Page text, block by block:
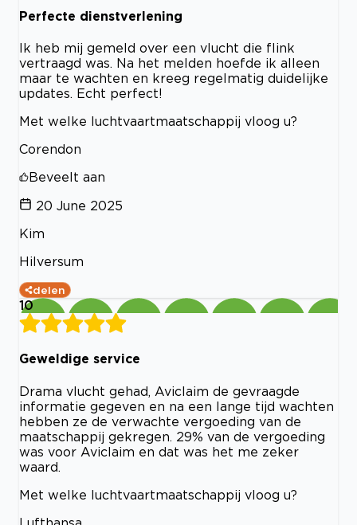
Perfecte dienstverlening
Ik heb mij gemeld over een vlucht die flink
vertraagd was. Na het melden hoefde ik alleen
maar te wachten en kreeg regelmatig duidelijke
updates. Echt perfect!
Met welke luchtvaartmaatschappij vloog u?
Corendon
Beveelt aan
20 June 2025
Kim
Hilversum
delen
10
Geweldige service
Drama vlucht gehad, Aviclaim de gevraagde
informatie gegeven en na een lange tijd wachten
hebben ze de verwachte vergoeding van de
maatschappij gekregen. 29% van de vergoeding
was voor Aviclaim en dat was het me zeker
waard.
Met welke luchtvaartmaatschappij vloog u?